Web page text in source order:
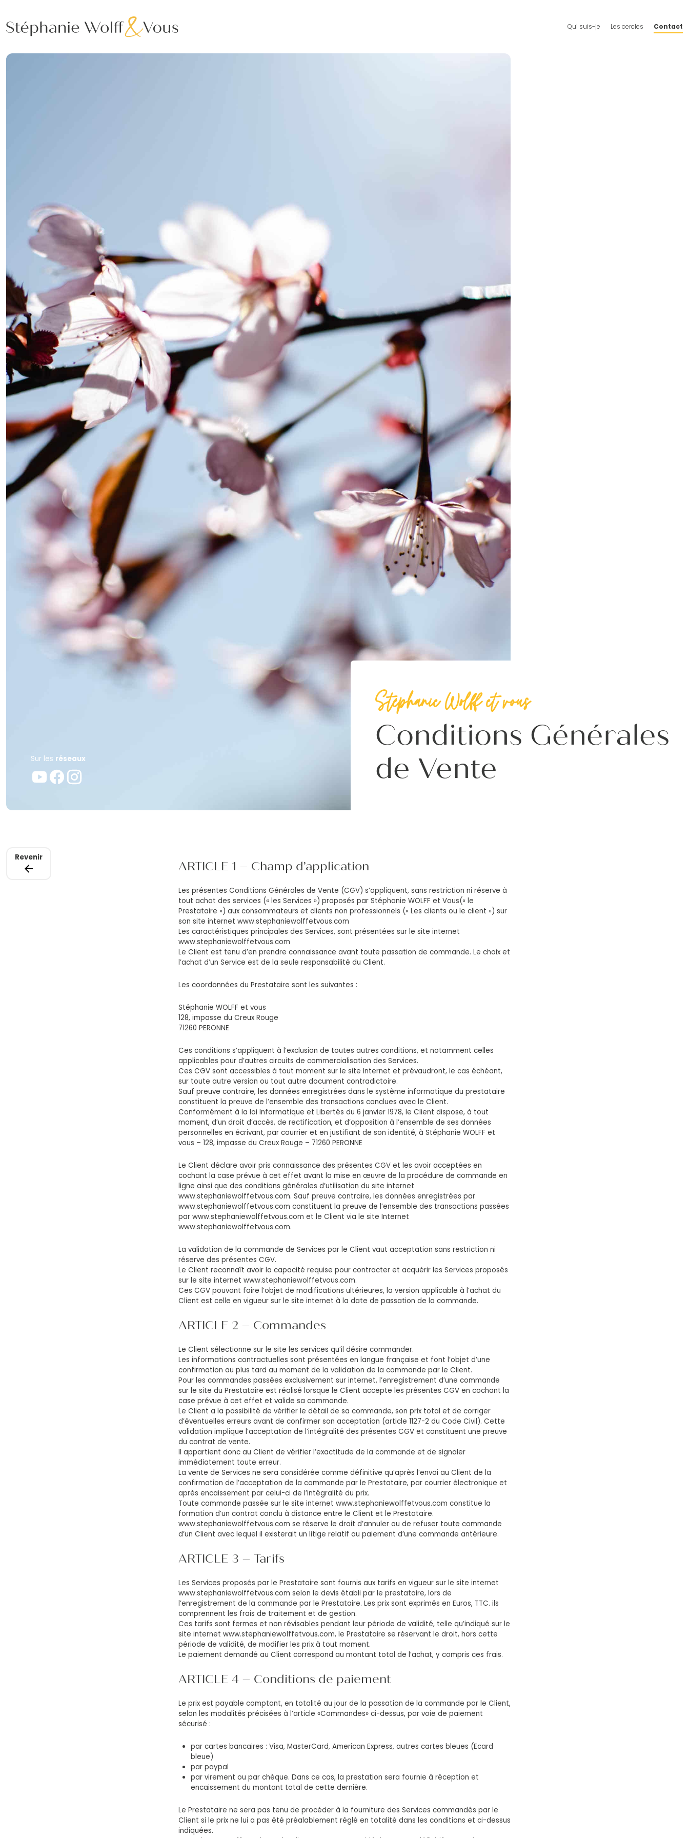
Qui suis-je Les cercles Contact
Sur les réseaux
Stéphanie Wolff et vous
Conditions Générales
de Vente
Revenir
ARTICLE 1 – Champ d’application
Les présentes Conditions Générales de Vente (CGV) s’appliquent, sans restriction ni réserve à
tout achat des services (« les Services ») proposés par Stéphanie WOLFF et Vous(« le
Prestataire ») aux consommateurs et clients non professionnels (« Les clients ou le client ») sur
son site internet www.stephaniewolffetvous.com
Les caractéristiques principales des Services, sont présentées sur le site internet
www.stephaniewolffetvous.com
Le Client est tenu d’en prendre connaissance avant toute passation de commande. Le choix et
l’achat d’un Service est de la seule responsabilité du Client.
Les coordonnées du Prestataire sont les suivantes :
Stéphanie WOLFF et vous
128, impasse du Creux Rouge
71260 PERONNE
Ces conditions s’appliquent à l’exclusion de toutes autres conditions, et notamment celles
applicables pour d’autres circuits de commercialisation des Services.
Ces CGV sont accessibles à tout moment sur le site Internet et prévaudront, le cas échéant,
sur toute autre version ou tout autre document contradictoire.
Sauf preuve contraire, les données enregistrées dans le système informatique du prestataire
constituent la preuve de l’ensemble des transactions conclues avec le Client.
Conformément à la loi Informatique et Libertés du 6 janvier 1978, le Client dispose, à tout
moment, d’un droit d’accès, de rectification, et d’opposition à l’ensemble de ses données
personnelles en écrivant, par courrier et en justifiant de son identité, à Stéphanie WOLFF et
vous – 128, impasse du Creux Rouge – 71260 PERONNE
Le Client déclare avoir pris connaissance des présentes CGV et les avoir acceptées en
cochant la case prévue à cet effet avant la mise en œuvre de la procédure de commande en
ligne ainsi que des conditions générales d’utilisation du site internet
www.stephaniewolffetvous.com. Sauf preuve contraire, les données enregistrées par
www.stephaniewolffetvous.com constituent la preuve de l’ensemble des transactions passées
par www.stephaniewolffetvous.com et le Client via le site Internet
www.stephaniewolffetvous.com.
La validation de la commande de Services par le Client vaut acceptation sans restriction ni
réserve des présentes CGV.
Le Client reconnaît avoir la capacité requise pour contracter et acquérir les Services proposés
sur le site internet www.stephaniewolffetvous.com.
Ces CGV pouvant faire l’objet de modifications ultérieures, la version applicable à l’achat du
Client est celle en vigueur sur le site internet à la date de passation de la commande.
ARTICLE 2 – Commandes
Le Client sélectionne sur le site les services qu’il désire commander.
Les informations contractuelles sont présentées en langue française et font l’objet d’une
confirmation au plus tard au moment de la validation de la commande par le Client.
Pour les commandes passées exclusivement sur internet, l’enregistrement d’une commande
sur le site du Prestataire est réalisé lorsque le Client accepte les présentes CGV en cochant la
case prévue à cet effet et valide sa commande.
Le Client a la possibilité de vérifier le détail de sa commande, son prix total et de corriger
d’éventuelles erreurs avant de confirmer son acceptation (article 1127-2 du Code Civil). Cette
validation implique l’acceptation de l’intégralité des présentes CGV et constituent une preuve
du contrat de vente.
Il appartient donc au Client de vérifier l’exactitude de la commande et de signaler
immédiatement toute erreur.
La vente de Services ne sera considérée comme définitive qu’après l’envoi au Client de la
confirmation de l’acceptation de la commande par le Prestataire, par courrier électronique et
après encaissement par celui-ci de l’intégralité du prix.
Toute commande passée sur le site internet www.stephaniewolffetvous.com constitue la
formation d’un contrat conclu à distance entre le Client et le Prestataire.
www.stephaniewolffetvous.com se réserve le droit d’annuler ou de refuser toute commande
d’un Client avec lequel il existerait un litige relatif au paiement d’une commande antérieure.
ARTICLE 3 – Tarifs
Les Services proposés par le Prestataire sont fournis aux tarifs en vigueur sur le site internet
www.stephaniewolffetvous.com selon le devis établi par le prestataire, lors de
l’enregistrement de la commande par le Prestataire. Les prix sont exprimés en Euros, TTC. ils
comprennent les frais de traitement et de gestion.
Ces tarifs sont fermes et non révisables pendant leur période de validité, telle qu’indiqué sur le
site internet www.stephaniewolffetvous.com, le Prestataire se réservant le droit, hors cette
période de validité, de modifier les prix à tout moment.
Le paiement demandé au Client correspond au montant total de l’achat, y compris ces frais.
ARTICLE 4 – Conditions de paiement
Le prix est payable comptant, en totalité au jour de la passation de la commande par le Client,
selon les modalités précisées à l’article «Commandes» ci-dessus, par voie de paiement
sécurisé :
par cartes bancaires : Visa, MasterCard, American Express, autres cartes bleues (Ecard
bleue)
par paypal
par virement ou par chèque. Dans ce cas, la prestation sera fournie à réception et
encaissement du montant total de cette dernière.
Le Prestataire ne sera pas tenu de procéder à la fourniture des Services commandés par le
Client si le prix ne lui a pas été préalablement réglé en totalité dans les conditions et ci-dessus
indiquées.